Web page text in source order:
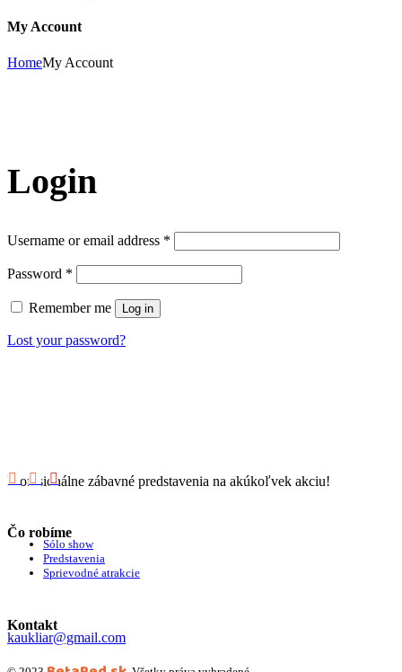
My Account
HomeMy Account
Login
Username or email address *
Password *
Remember me Log in
Lost your password?
Profesionálne zábavné predstavenia na akúkoľvek akciu!
Čo robíme
Sólo show
Predstavenia
Sprievodné atrakcie
Kontakt
kaukliar@gmail.com